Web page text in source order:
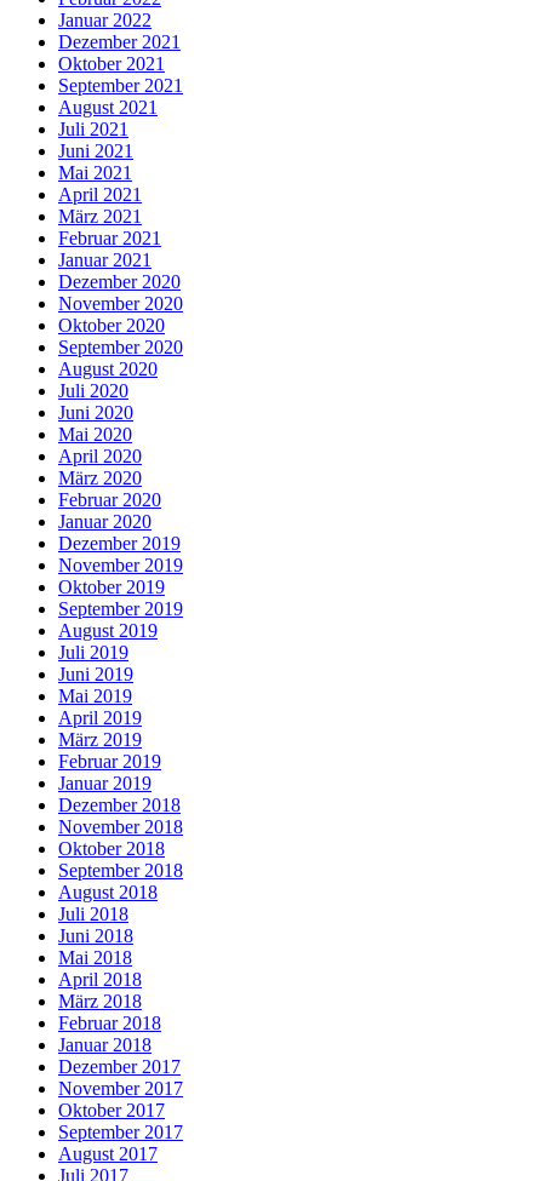
Januar 2022
Dezember 2021
Oktober 2021
September 2021
August 2021
Juli 2021
Juni 2021
Mai 2021
April 2021
März 2021
Februar 2021
Januar 2021
Dezember 2020
November 2020
Oktober 2020
September 2020
August 2020
Juli 2020
Juni 2020
Mai 2020
April 2020
März 2020
Februar 2020
Januar 2020
Dezember 2019
November 2019
Oktober 2019
September 2019
August 2019
Juli 2019
Juni 2019
Mai 2019
April 2019
März 2019
Februar 2019
Januar 2019
Dezember 2018
November 2018
Oktober 2018
September 2018
August 2018
Juli 2018
Juni 2018
Mai 2018
April 2018
März 2018
Februar 2018
Januar 2018
Dezember 2017
November 2017
Oktober 2017
September 2017
August 2017
Juli 2017